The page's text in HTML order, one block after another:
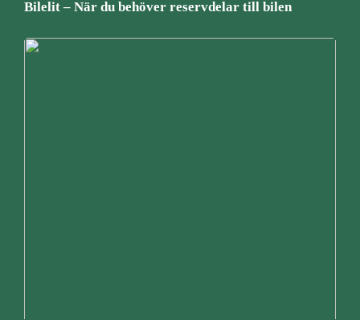
Bilelit – När du behöver reservdelar till bilen